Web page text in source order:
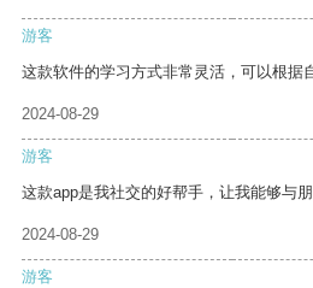
游客
这款软件的学习方式非常灵活，可以根据
2024-08-29
游客
这款app是我社交的好帮手，让我能够与
2024-08-29
游客